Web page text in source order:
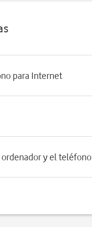
para Internet
y el teléfono